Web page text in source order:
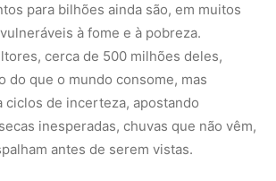
para bilhões ainda são, em muitos
à fome e à pobreza.
cerca de 500 milhões deles,
do que o mundo consome, mas
ciclos de incerteza, apostando
inesperadas, chuvas que não vêm,
antes de serem vistas.